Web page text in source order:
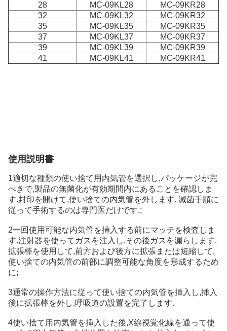
28
MC-09KL28
MC-09KR28
32
MC-09KL32
MC-09KR32
35
MC-09KL35
MC-09KR35
37
MC-09KL37
MC-09KR37
39
MC-09KL39
MC-09KR39
41
MC-09KL41 MC-09KR41
使用説明書
1適切な種類の使い捨て用内気管を選択し,パッケージが完
ぺきで,製品の無菌化が有効期間内にあることを確認しま
す.封印を開けて,使い捨ての内気管を外します. 滅菌手順に
従って手術するのは専門医だけです.;
2一回使用可能な内気管を挿入する前にマッチを検査しま
す.注射器を使ってガスを注入し,その後ガスを漏らします.
拡張棒を使用して,前方および後方に拡張または短縮して,
使い捨ての内気管の前部に調整可能な角度を形成するため
に;
3通常の操作方法に従って使い捨ての内気管を挿入し,挿入
後に拡張棒を外し,呼吸道の設置を完了します.
4使い捨て用内気管を挿入した後,X線視覚化線を通って使